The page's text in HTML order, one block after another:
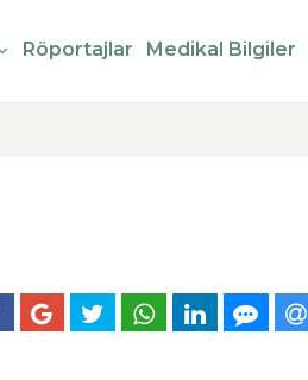
Röportajlar Medikal Bilgiler